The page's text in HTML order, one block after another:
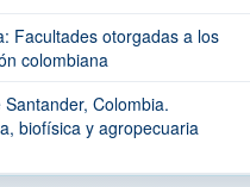
Facultades otorgadas a los
colombiana
Colombia.
biofísica y agropecuaria